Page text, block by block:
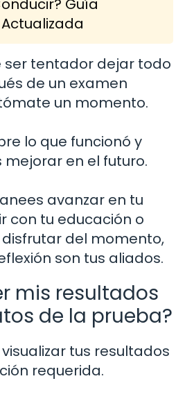
Guía
ser tentador dejar todo
de un examen
un momento.
lo que funcionó y
en el futuro.
avanzar en tu
con tu educación o
del momento,
son tus aliados.
mis resultados
de la prueba?
tus resultados
requerida.